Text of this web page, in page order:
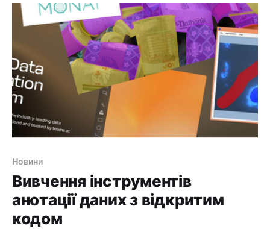
практики анотування зображень для ефективного
навчання моделей машинного навчання. Чи то
візуальне маркування контенту, анотація даних
штучного інтелекту
Новини
Вивчення інструментів
анотації даних з відкритим
кодом